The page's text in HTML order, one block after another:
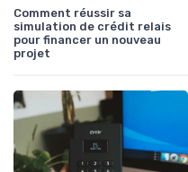
Comment réussir sa
simulation de crédit relais
pour financer un nouveau
projet